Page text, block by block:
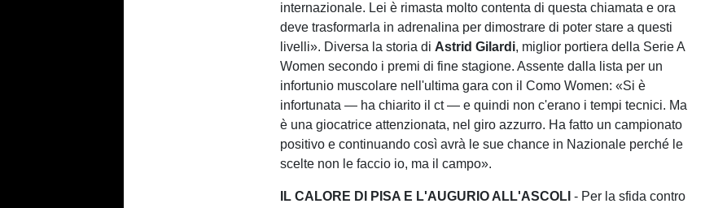
internazionale. Lei è rimasta molto contenta di questa chiamata e ora
deve trasformarla in adrenalina per dimostrare di poter stare a questi
livelli». Diversa la storia di Astrid Gilardi, miglior portiera della Serie A
Women secondo i premi di fine stagione. Assente dalla lista per un
infortunio muscolare nell'ultima gara con il Como Women: «Si è
infortunata — ha chiarito il ct — e quindi non c'erano i tempi tecnici. Ma
è una giocatrice attenzionata, nel giro azzurro. Ha fatto un campionato
positivo e continuando così avrà le sue chance in Nazionale perché le
scelte non le faccio io, ma il campo».
IL CALORE DI PISA E L'AUGURIO ALL'ASCOLI - Per la sfida contro